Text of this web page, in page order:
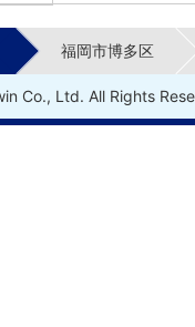
福岡市博多区
Co., Ltd. All Rights